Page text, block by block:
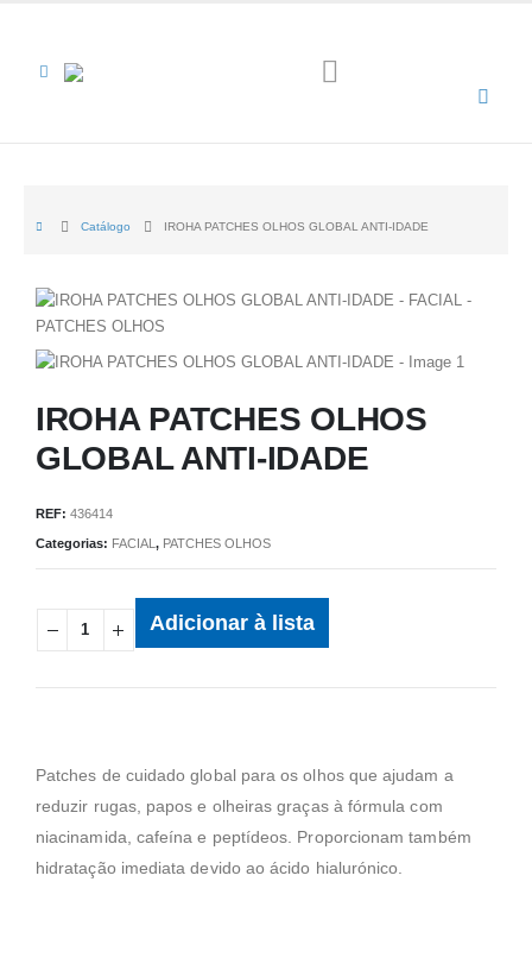
Catálogo IROHA PATCHES OLHOS GLOBAL ANTI-IDADE
IROHA PATCHES OLHOS
GLOBAL ANTI-IDADE
REF: 436414
Categorias: FACIAL , PATCHES OLHOS
Adicionar à lista
Patches de cuidado global para os olhos que ajudam a
reduzir rugas, papos e olheiras graças à fórmula com
niacinamida, cafeína e peptídeos. Proporcionam também
hidratação imediata devido ao ácido hialurónico.